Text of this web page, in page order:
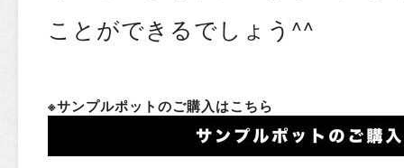
ことができるでしょう^^
※サンプルポットのご購入はこちら